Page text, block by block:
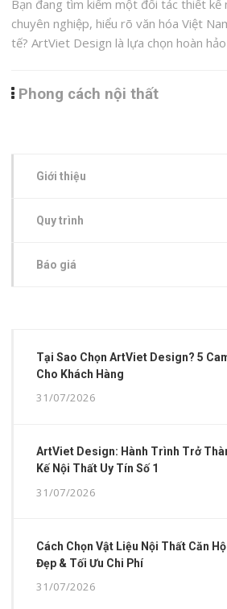
Bạn đang tìm kiếm một đối tác thiết kế
chuyên nghiệp, hiểu rõ văn hóa Việt
tế? ArtViet Design là lựa chọn hoàn
Phong cách nội thất
Giới thiệu
Quy trình
Báo giá
Tại Sao Chọn ArtViet Design? 5
Cho Khách Hàng
31/07/2026
ArtViet Design: Hành Trình Trở
Kế Nội Thất Uy Tín Số 1
31/07/2026
Cách Chọn Vật Liệu Nội Thất Căn
Đẹp & Tối Ưu Chi Phí
31/07/2026